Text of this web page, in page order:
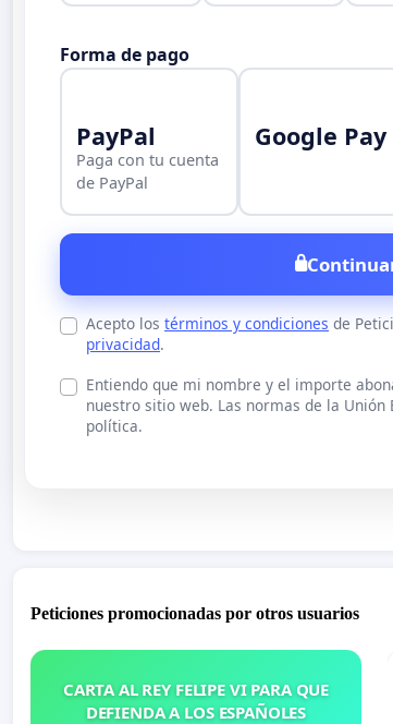
Forma de pago
PayPal
Paga con tu cuenta
de PayPal
Google Pay
Acepto los términos y condiciones de
privacidad.
Entiendo que mi nombre y el importe
nuestro sitio web. Las normas de la
política.
Peticiones promocionadas por otros usuarios
CARTA AL REY FELIPE VI PARA QUE
DEFIENDA A LOS ESPAÑOLES